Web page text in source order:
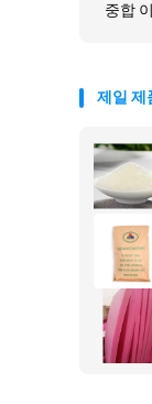
중합
제일 제